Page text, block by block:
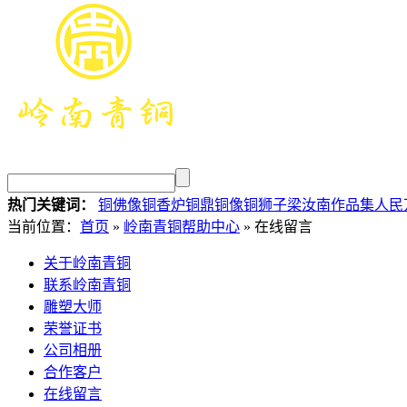
热门关键词： 铜佛像铜香炉铜鼎铜像铜狮子梁汝南作品集人
当前位置： 首页 » 岭南青铜帮助中心 » 在线留言
关于岭南青铜
联系岭南青铜
雕塑大师
荣誉证书
公司相册
合作客户
在线留言